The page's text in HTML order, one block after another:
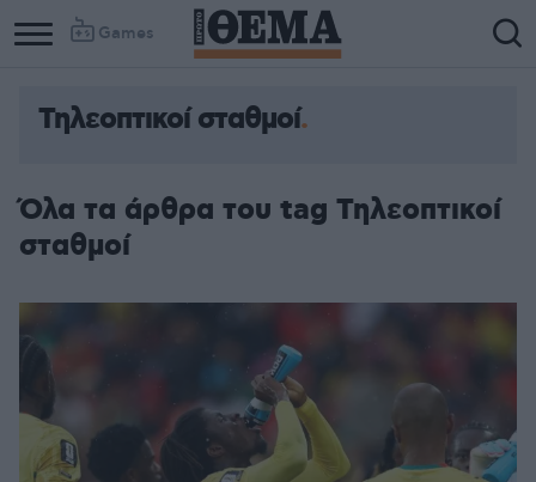
Games
Τηλεοπτικοί σταθμοί
Όλα τα άρθρα του tag Τηλεοπτικοί
σταθμοί